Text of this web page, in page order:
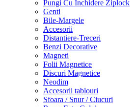
Pungi Cu Inchidere Ziplock
Genti
Bile-Margele
Accesorii
Distantiere-Treceri
Benzi Decorative
Magneti
Folii Magnetice
Discuri Magnetice
Neodim
Accesorii tablouri
Sfoara / Snur / Ciucuri